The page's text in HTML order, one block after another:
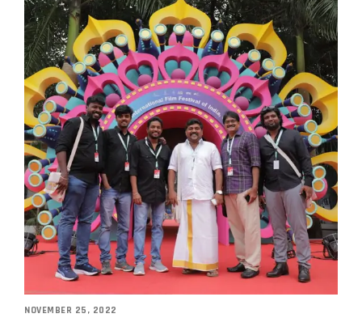
NOVEMBER 25, 2022